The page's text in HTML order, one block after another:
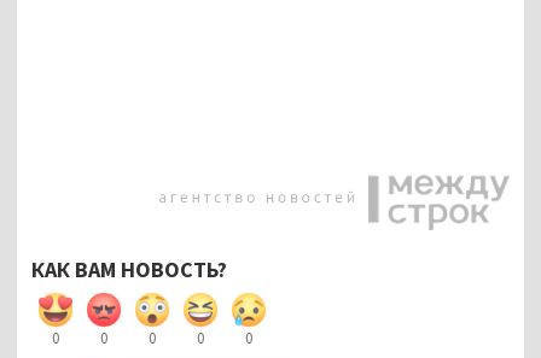
КАК ВАМ НОВОСТЬ?
0 0 0 0 0